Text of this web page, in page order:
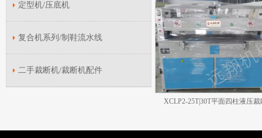
定型机/压底机
复合机系列/制鞋流水线
二手裁断机/裁断机配件
XCLP2-25T|30T平面四柱液压裁